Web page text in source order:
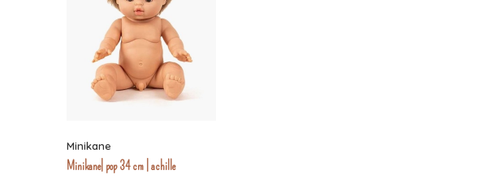
Minikane
Minikane| pop 34 cm | achille